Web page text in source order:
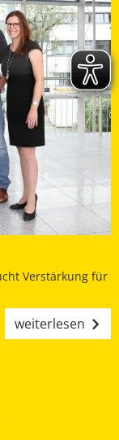
Verstärkung für
weiterlesen